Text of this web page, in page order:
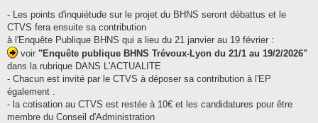
- Les points d'inquiétude sur le projet du BHNS seront débattus et le
CTVS fera ensuite sa contribution
à l'Enquête Publique BHNS qui a lieu du 21 janvier au 19 février :
voir "Enquête publique BHNS Trévoux-Lyon du 21/1 au 19/2/2026"
dans la rubrique DANS L'ACTUALITE
- Chacun est invité par le CTVS à déposer sa contribution à l'EP
également .
- la cotisation au CTVS est restée à 10€ et les candidatures pour être
membre du Conseil d'Administration